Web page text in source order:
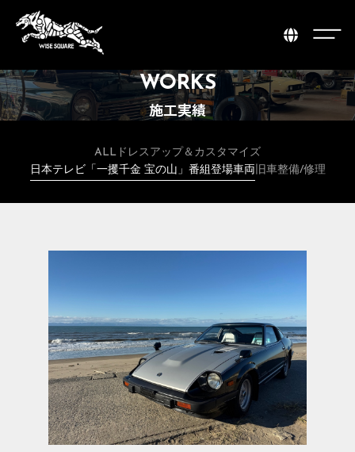
WORKS
施工実績
ALL ドレスアップ＆カスタマイズ
日本テレビ「一攫千金 宝の山」番組登場車両 旧車整備/修理